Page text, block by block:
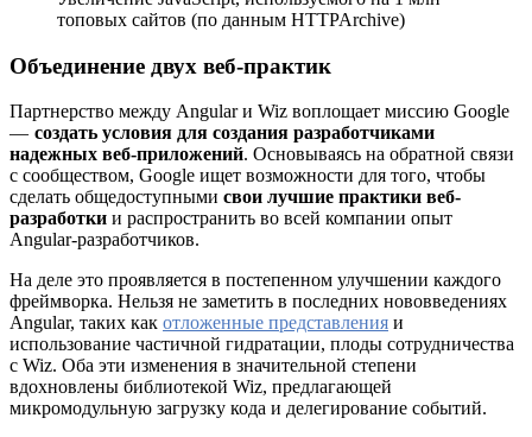
топовых сайтов (по данным HTTPArchive)
Объединение двух веб-практик
Партнерство между Angular и Wiz воплощает миссию Google
— создать условия для создания разработчиками
надежных веб-приложений. Основываясь на обратной связи
с сообществом, Google ищет возможности для того, чтобы
сделать общедоступными свои лучшие практики веб-
разработки и распространить во всей компании опыт
Angular-разработчиков.
На деле это проявляется в постепенном улучшении каждого
фреймворка. Нельзя не заметить в последних нововведениях
Angular, таких как отложенные представления и
использование частичной гидратации, плоды сотрудничества
с Wiz. Оба эти изменения в значительной степени
вдохновлены библиотекой Wiz, предлагающей
микромодульную загрузку кода и делегирование событий.